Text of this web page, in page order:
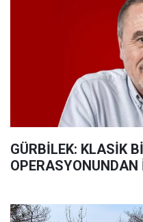
GÜRBİLEK: KLASİK